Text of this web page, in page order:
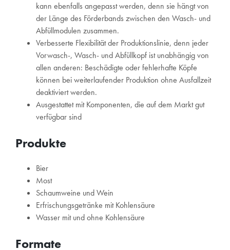
kann ebenfalls angepasst werden, denn sie hängt von
der Länge des Förderbands zwischen den Wasch- und
Abfüllmodulen zusammen.
Verbesserte Flexibilität der Produktionslinie, denn jeder
Vorwasch-, Wasch- und Abfüllkopf ist unabhängig von
allen anderen: Beschädigte oder fehlerhafte Köpfe
können bei weiterlaufender Produktion ohne Ausfallzeit
deaktiviert werden.
Ausgestattet mit Komponenten, die auf dem Markt gut
verfügbar sind
Produkte
Bier
Most
Schaumweine und Wein
Erfrischungsgetränke mit Kohlensäure
Wasser mit und ohne Kohlensäure
Formate